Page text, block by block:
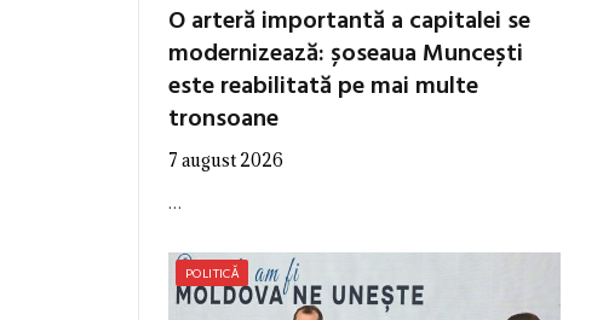
O arteră importantă a capitalei se
modernizează: șoseaua Muncești
este reabilitată pe mai multe
tronsoane
7 august 2026
…
POLITICĂ